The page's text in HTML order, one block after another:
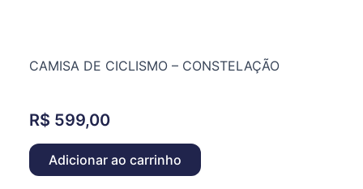
CAMISA DE CICLISMO – CONSTELAÇÃO
R$ 599,00
Adicionar ao carrinho